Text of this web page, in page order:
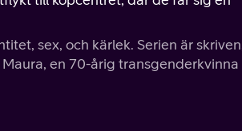
sex, och kärlek. Serien är
en 70-årig transgenderkvinna